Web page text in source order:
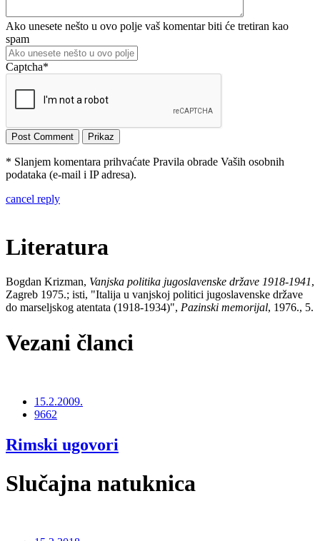
Ako unesete nešto u ovo polje vaš komentar biti će tretiran kao
spam
Captcha*
* Slanjem komentara prihvaćate Pravila obrade Vaših osobnih
podataka (e-mail i IP adresa).
cancel reply
Literatura
Bogdan Krizman, Vanjska politika jugoslavenske države 1918-1941,
Zagreb 1975.; isti, "Italija u vanjskoj politici jugoslavenske države
do marseljskog atentata (1918-1934)", Pazinski memorijal, 1976., 5.
Vezani članci
15.2.2009.
9662
Rimski ugovori
Slučajna natuknica